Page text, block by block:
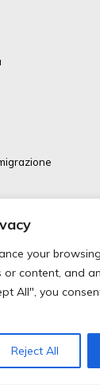
your
or content, and
All", you
Reject All